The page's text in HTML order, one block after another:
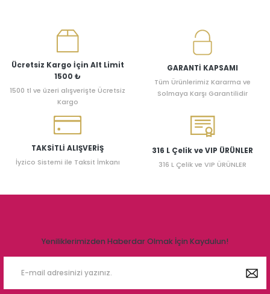
Ücretsiz Kargo İçin Alt Limit
1500 ₺
1500 tl ve üzeri alışverişte Ücretsiz
Kargo
GARANTİ KAPSAMI
Tüm Ürünlerimiz Kararma ve
Solmaya Karşı Garantilidir
TAKSİTLİ ALIŞVERİŞ
İyzico Sistemi ile Taksit İmkanı
316 L Çelik ve VIP ÜRÜNLER
316 L Çelik ve VIP ÜRÜNLER
Yeniliklerimizden Haberdar Olmak İçin Kaydulun!